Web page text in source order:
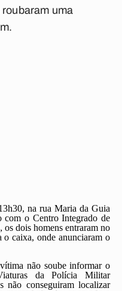
uma
na rua Maria da Guia
o Centro Integrado de
dois homens entraram no
o caixa, onde anunciaram o
não soube informar o
da Polícia Militar
não conseguiram localizar